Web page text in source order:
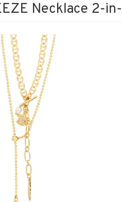
Necklace 2-